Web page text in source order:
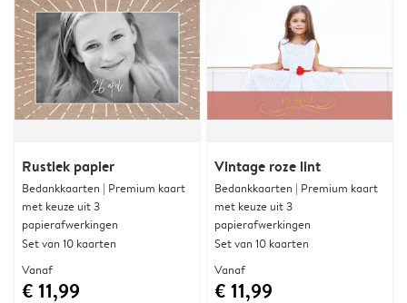
Rustiek papier
Bedankkaarten | Premium kaart
met keuze uit 3
papierafwerkingen
Set van 10 kaarten
Vanaf
€ 11,99
Vintage roze lint
Bedankkaarten | Premium kaart
met keuze uit 3
papierafwerkingen
Set van 10 kaarten
Vanaf
€ 11,99